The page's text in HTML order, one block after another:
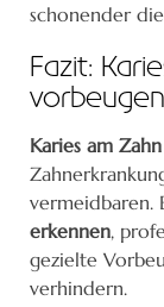
schonender
Fazit:
Karies am Zahn
vermeidbaren.
erkennen,
gezielte
verhindern.